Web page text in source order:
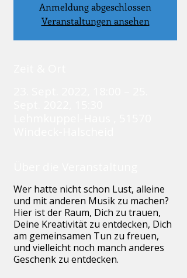
Anmeldung abgeschlossen
Veranstaltungen ansehen
Wer hatte nicht schon Lust, alleine
und mit anderen Musik zu machen?
Hier ist der Raum, Dich zu trauen,
Deine Kreativität zu entdecken, Dich
am gemeinsamen Tun zu freuen,
und vielleicht noch manch anderes
Geschenk zu entdecken.